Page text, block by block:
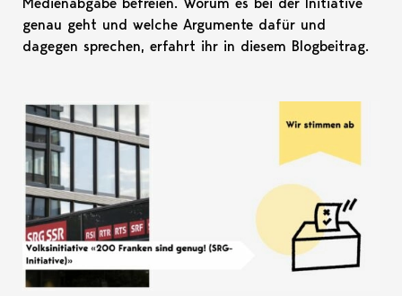
genau geht und welche Argumente dafür und
dagegen sprechen, erfahrt ihr in diesem Blogbeitrag.